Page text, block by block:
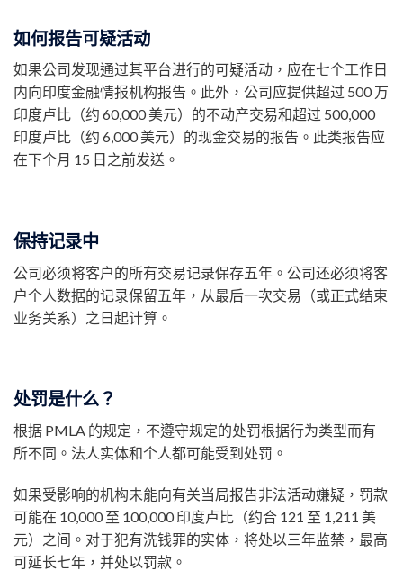
如何报告可疑活动
如果公司发现通过其平台进行的可疑活动，应在七个工作日
内向印度金融情报机构报告。此外，公司应提供超过 500 万
印度卢比（约 60,000 美元）的不动产交易和超过 500,000
印度卢比（约 6,000 美元）的现金交易的报告。此类报告应
在下个月 15 日之前发送。
保持记录中
公司必须将客户的所有交易记录保存五年。公司还必须将客
户个人数据的记录保留五年，从最后一次交易（或正式结束
业务关系）之日起计算。
处罚是什么？
根据 PMLA 的规定，不遵守规定的处罚根据行为类型而有
所不同。法人实体和个人都可能受到处罚。
如果受影响的机构未能向有关当局报告非法活动嫌疑，罚款
可能在 10,000 至 100,000 印度卢比（约合 121 至 1,211 美
元）之间。对于犯有洗钱罪的实体，将处以三年监禁，最高
可延长七年，并处以罚款。